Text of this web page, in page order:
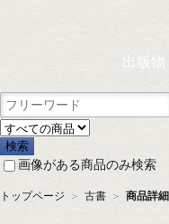
出版物
画像がある商品のみ検索
トップページ ＞ 古書 ＞ 商品詳細